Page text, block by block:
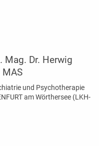
Mag. Dr. Herwig
MAS
und Psychotherapie
am Wörthersee (LKH-